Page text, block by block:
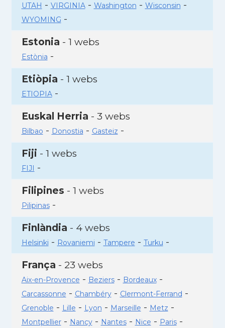
UTAH - VIRGINIA- Washington - Wisconsin -
WYOMING -
Estonia - 1 webs
Estònia -
Etiòpia - 1 webs
ETIOPIA-
Euskal Herria - 3 webs
Bilbao - Donostia - Gasteiz -
Fiji - 1 webs
FIJI -
Filipines - 1 webs
Pilipinas-
Finlàndia - 4 webs
Helsinki - Rovaniemi - Tampere - Turku -
França - 23 webs
Aix-en-Provence - Beziers- Bordeaux-
Carcassonne - Chambéry- Clermont-Ferrand -
Grenoble - Lille - Lyon - Marseille - Metz -
Montpellier- Nancy- Nantes- Nice - Paris-